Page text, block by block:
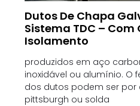
Dutos De Chapa
Sistema TDC – Com
Isolamento
produzidos em aço
inoxidável ou alumínio. O
dos dutos podem ser
pittsburgh ou solda